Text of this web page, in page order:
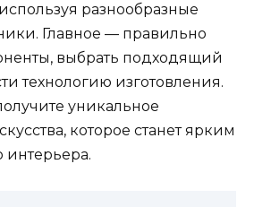
разнообразные
Главное — правильно
выбрать подходящий
технологию изготовления.
уникальное
которое станет ярким
интерьера.